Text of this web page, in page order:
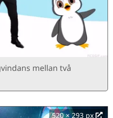
mellan två
520 × 293 px